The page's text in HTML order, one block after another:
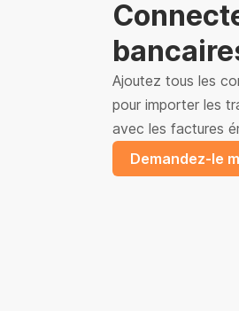
Ajoutez tous les
pour importer les
avec les factures
Demandez-le